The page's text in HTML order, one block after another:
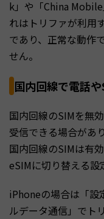
k」や「China
れはトリファが利用
であり、正常な動作
せん。
国内回線で電話
国内回線のSIMを無
受信できる場合があ
国内回線のSIMは有
eSIMに切り替える設
iPhoneの場合は「
ルデータ通信」でト